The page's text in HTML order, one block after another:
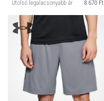
Utolsó legalacsonyabb ár 8 670 Ft